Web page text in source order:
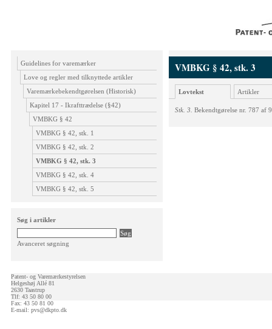
Guidelines for varemærker
Love og regler med tilknyttede artikler
Varemærkebekendtgørelsen (Historisk)
Kapitel 17 - Ikrafttrædelse (§42)
VMBKG § 42
VMBKG § 42, stk. 1
VMBKG § 42, stk. 2
VMBKG § 42, stk. 3
VMBKG § 42, stk. 4
VMBKG § 42, stk. 5
Søg i artikler
Avanceret søgning
VMBKG § 42, stk. 3
Lovtekst Artikler
Stk. 3. Bekendtgørelse nr. 787 af
Patent- og Varemærkestyrelsen
Helgeshøj Allé 81
2630 Taastrup
Tlf: 43 50 80 00
Fax: 43 50 81 00
E-mail: pvs@dkpto.dk